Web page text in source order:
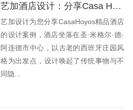
艺加酒店设计：分享Casa Hoyos精品酒店设计的观点
艺加设计为您分享CasaHoyos精品酒店
的设计案例，酒店坐落在圣·米格尔·德·
阿连德市中心，以古老的西班牙庄园风
格为出发点，设计唤起了传统事物与不
同隐...